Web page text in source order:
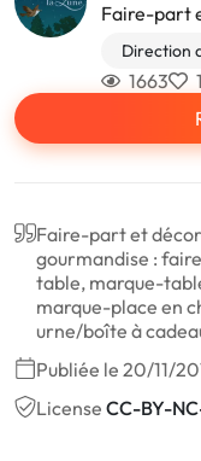
Faire-part
Direction
1663 1
Faire-part et
gourmandise :
table, marque-
marque-place en
urne/boîte à
Publiée le 20/11/
License CC-BY-